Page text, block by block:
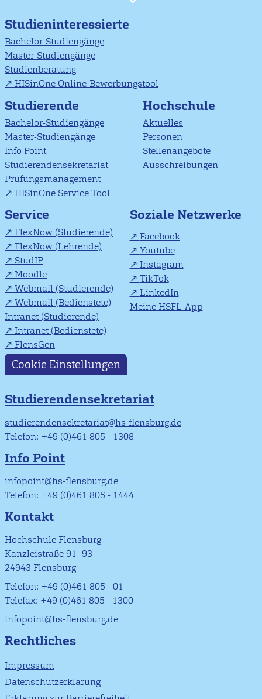
Studieninteressierte
Bachelor-Studiengänge
Master-Studiengänge
Studienberatung
HISinOne Online-Bewerbungstool
Studierende
Bachelor-Studiengänge
Master-Studiengänge
Info Point
Studierendensekretariat
Prüfungsmanagement
HISinOne Service Tool
Hochschule
Aktuelles
Personen
Stellenangebote
Ausschreibungen
Service
FlexNow (Studierende)
FlexNow (Lehrende)
StudIP
Moodle
Webmail (Studierende)
Webmail (Bedienstete)
Intranet (Studierende)
Intranet (Bedienstete)
FlensGen
Soziale Netzwerke
Facebook
Youtube
Instagram
TikTok
LinkedIn
Meine HSFL-App
Cookie Einstellungen
Studierendensekretariat
studierendensekretariat@hs-flensburg.de
Telefon: +49 (0)461 805 - 1308
Info Point
infopoint@hs-flensburg.de
Telefon: +49 (0)461 805 - 1444
Kontakt
Hochschule Flensburg
Kanzleistraße 91–93
24943 Flensburg
Telefon: +49 (0)461 805 - 01
Telefax: +49 (0)461 805 - 1300
infopoint@hs-flensburg.de
Rechtliches
Impressum
Datenschutzerklärung